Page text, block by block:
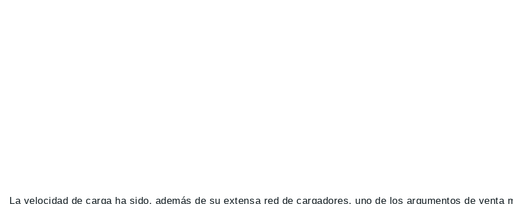
La velocidad de carga ha sido, además de su extensa red de cargadores, uno de los argumentos de venta